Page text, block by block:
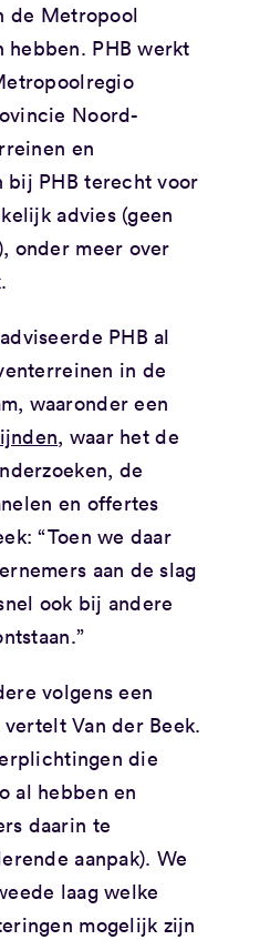
de Metropool
hebben. PHB werkt
Noord-
en
bij PHB terecht voor
advies (geen
onder meer over
PHB al
in de
waaronder een
, waar het de
de
en offertes
“Toen we daar
aan de slag
ook bij andere
volgens een
vertelt Van der Beek.
die
al hebben en
daarin te
aanpak). We
laag welke
mogelijk zijn